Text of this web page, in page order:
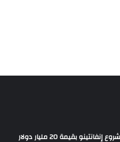
بقيمة 20 مليار دولار